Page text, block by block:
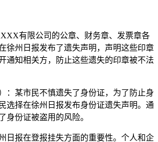
有限公司的公章、财务章、发票章各
徐州日报发布了遗失声明，声明这些印章
通知相关方，防止这些遗失的印章被不法
：某市民不慎遗失了身份证，为了防止身
选择在徐州日报发布身份证遗失声明。通
身份证被盗用的风险。
日报在登报挂失方面的重要性。个人和企